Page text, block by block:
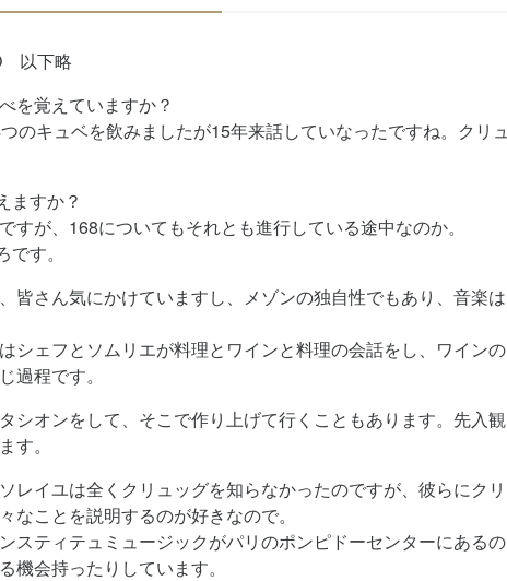
以下略
を覚えていますか？
のキュベを飲みましたが15年来話していなったですね。クリュ
ますか？
が、168についてもそれとも進行している途中なのか。
す。
皆さん気にかけていますし、メゾンの独自性でもあり、音楽は
シェフとソムリエが料理とワインと料理の会話をし、ワインの
過程です。
シオンをして、そこで作り上げて行くこともあります。先入観
す。
レイユは全くクリュッグを知らなかったのですが、彼らにクリ
なことを説明するのが好きなので。
ティテュミュージックがパリのポンピドーセンターにあるの
機会持ったりしています。